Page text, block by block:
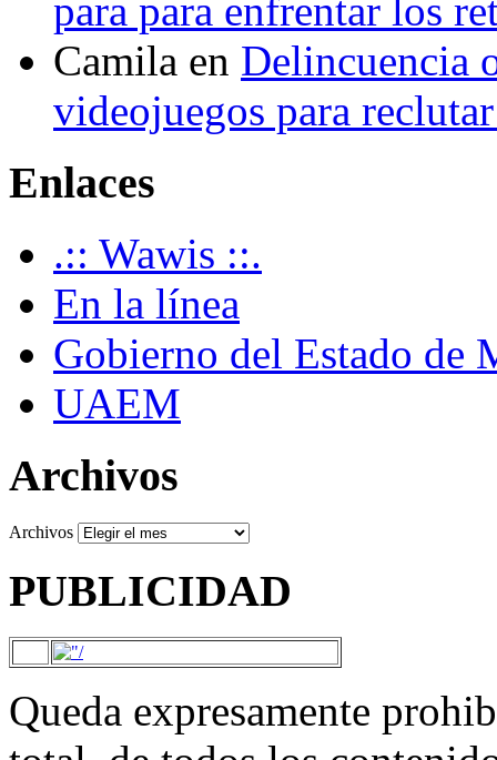
para para enfrentar los
Camila en Delincuencia
videojuegos para
Enlaces
.:: Wawis ::.
En la línea
Gobierno del Estado de
UAEM
Archivos
Archivos
PUBLICIDAD
Queda expresamente